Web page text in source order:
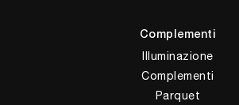
Complementi
Illuminazione
Complementi
Parquet